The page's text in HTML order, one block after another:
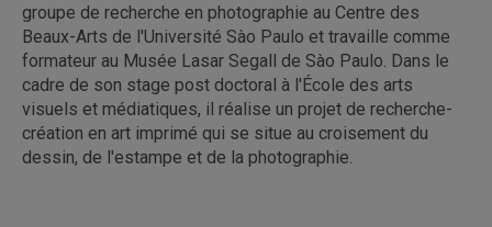
groupe de recherche en photographie au Centre des
Beaux-Arts de l'Université Sào Paulo et travaille comme
formateur au Musée Lasar Segall de Sào Paulo. Dans le
cadre de son stage post doctoral à l'École des arts
visuels et médiatiques, il réalise un projet de recherche-
création en art imprimé qui se situe au croisement du
dessin, de l'estampe et de la photographie.